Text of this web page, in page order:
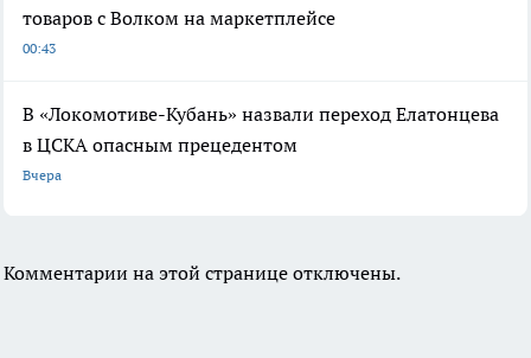
товаров с Волком на маркетплейсе
00:43
В «Локомотиве-Кубань» назвали переход Елатонцева
в ЦСКА опасным прецедентом
Вчера
Комментарии на этой странице отключены.